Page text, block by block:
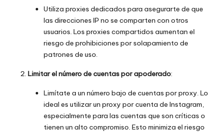
Utiliza proxies dedicados para asegurarte de que
las direcciones IP no se comparten con otros
usuarios. Los proxies compartidos aumentan el
riesgo de prohibiciones por solapamiento de
patrones de uso.
Limitar el número de cuentas por apoderado:
Limítate a un número bajo de cuentas por proxy. Lo
ideal es utilizar un proxy por cuenta de Instagram,
especialmente para las cuentas que son críticas o
tienen un alto compromiso. Esto minimiza el riesgo